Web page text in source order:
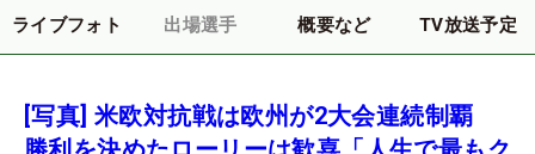
ライブフォト 出場選手 概要など TV放送予定
[写真] 米欧対抗戦は欧州が2大会連続制覇